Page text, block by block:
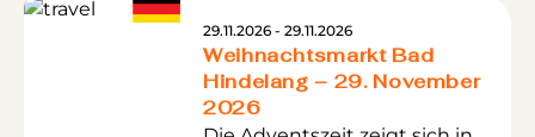
besondere Geschenkideen –
begleitet vom Duft von
Glühwein, Zimt und frischen
Leckereien.
29.11.2026 - 29.11.2026
Weihnachtsmarkt Bad
Hindelang – 29. November
2026